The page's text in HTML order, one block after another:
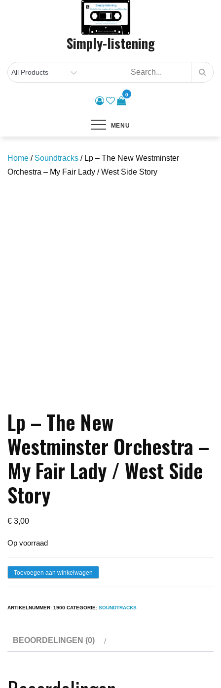
Simply-listening
0
MENU
Home / Soundtracks / Lp – The New Westminster
Orchestra – My Fair Lady / West Side Story
Lp – The New
Westminster Orchestra –
My Fair Lady / West Side
Story
€ 3,00
Op voorraad
Lp
Orchestra
Fair
Toevoegen aan winkelwagen
ARTIKELNUMMER: 1900 CATEGORIE: SOUNDTRACKS
BEOORDELINGEN (0)